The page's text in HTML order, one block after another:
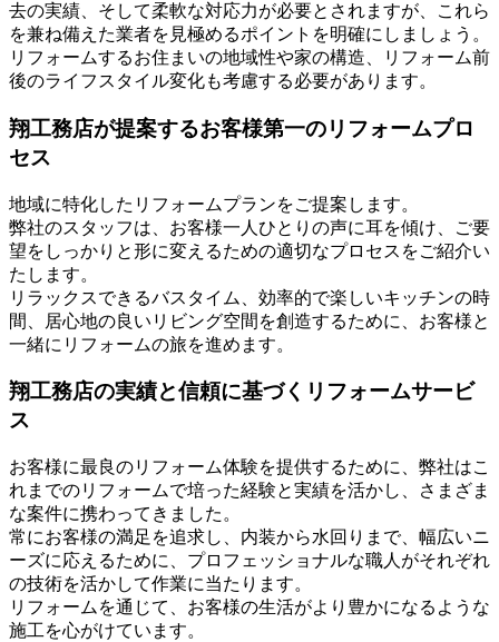
去の実績、そして柔軟な対応力が必要とされますが、これら
を兼ね備えた業者を見極めるポイントを明確にしましょう。
リフォームするお住まいの地域性や家の構造、リフォーム前
後のライフスタイル変化も考慮する必要があります。
翔工務店が提案するお客様第一のリフォームプロ
セス
地域に特化したリフォームプランをご提案します。
弊社のスタッフは、お客様一人ひとりの声に耳を傾け、ご要
望をしっかりと形に変えるための適切なプロセスをご紹介い
たします。
リラックスできるバスタイム、効率的で楽しいキッチンの時
間、居心地の良いリビング空間を創造するために、お客様と
一緒にリフォームの旅を進めます。
翔工務店の実績と信頼に基づくリフォームサービ
ス
お客様に最良のリフォーム体験を提供するために、弊社はこ
れまでのリフォームで培った経験と実績を活かし、さまざま
な案件に携わってきました。
常にお客様の満足を追求し、内装から水回りまで、幅広いニ
ーズに応えるために、プロフェッショナルな職人がそれぞれ
の技術を活かして作業に当たります。
リフォームを通じて、お客様の生活がより豊かになるような
施工を心がけています。